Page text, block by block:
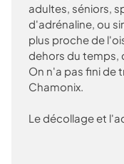
adultes, séniors,
d'adrénaline, ou
plus proche de
dehors du temps,
On n'a pas fini de
Chamonix.
Le décollage et